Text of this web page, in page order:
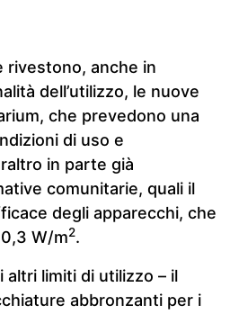
rivestono, anche in
dell’utilizzo, le nuove
che prevedono una
di uso e
in parte già
comunitarie, quali il
degli apparecchi, che
W/m2.
altri limiti di utilizzo – il
abbronzanti per i